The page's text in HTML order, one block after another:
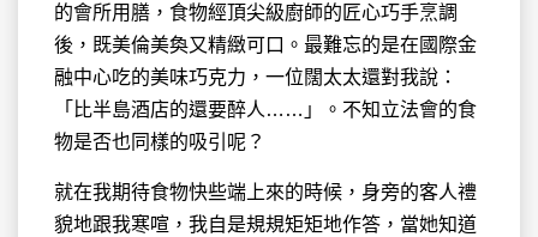
的會所用膳，食物經頂尖級廚師的匠心巧手烹調
後，既美倫美奐又精緻可口。最難忘的是在國際金
融中心吃的美味巧克力，一位闊太太還對我說：
「比半島酒店的還要醉人……」。不知立法會的食
物是否也同樣的吸引呢？
就在我期待食物快些端上來的時候，身旁的客人禮
貌地跟我寒喧，我自是規規矩矩地作答，當她知道